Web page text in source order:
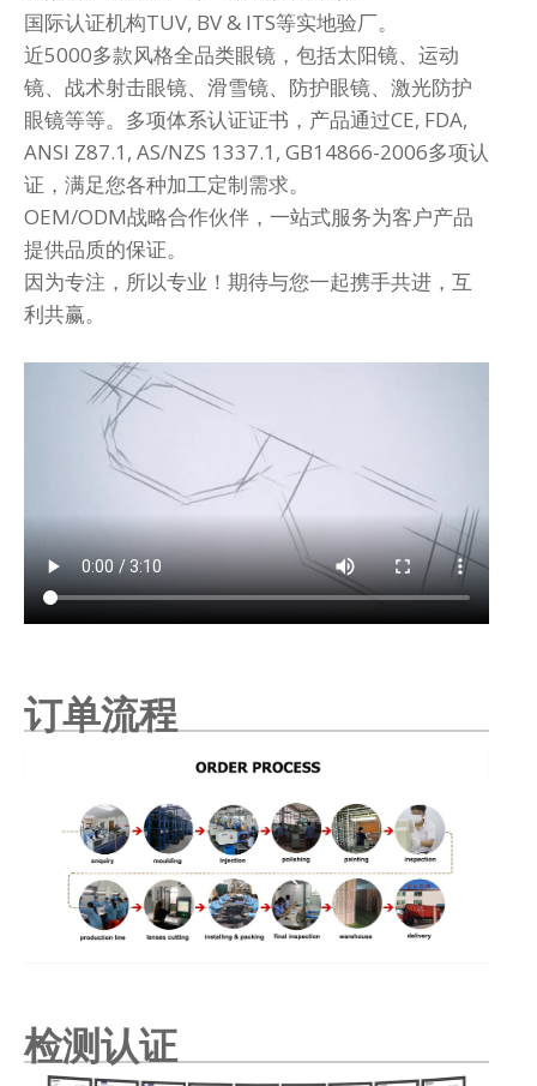
国际认证机构TUV, BV & ITS等实地验厂。
近5000多款风格全品类眼镜，包括太阳镜、运动
镜、战术射击眼镜、滑雪镜、防护眼镜、激光防护
眼镜等等。多项体系认证证书，产品通过CE, FDA,
ANSI Z87.1, AS/NZS 1337.1, GB14866-2006多项认
证，满足您各种加工定制需求。
OEM/ODM战略合作伙伴，一站式服务为客户产品
提供品质的保证。
因为专注，所以专业！期待与您一起携手共进，互
利共赢。
订单流程
检测认证